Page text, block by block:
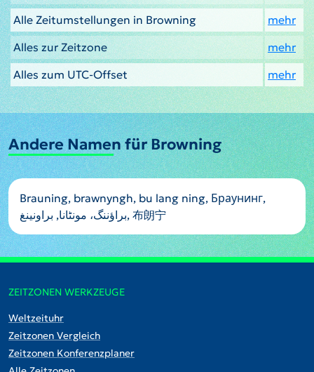
Alle Zeitumstellungen in Browning
mehr
Alles zur Zeitzone
mehr
Alles zum UTC-Offset
mehr
Andere Namen für Browning
Brauning, brawnyngh, bu lang ning, Браунинг,
براؤننگ، مونٹانا, براونينغ, 布朗宁
ZEITZONEN WERKZEUGE
Weltzeituhr
Zeitzonen Vergleich
Zeitzonen Konferenzplaner